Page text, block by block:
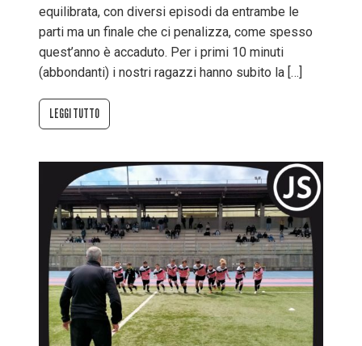
equilibrata, con diversi episodi da entrambe le
parti ma un finale che ci penalizza, come spesso
quest’anno è accaduto. Per i primi 10 minuti
(abbondanti) i nostri ragazzi hanno subito la […]
LEGGI TUTTO